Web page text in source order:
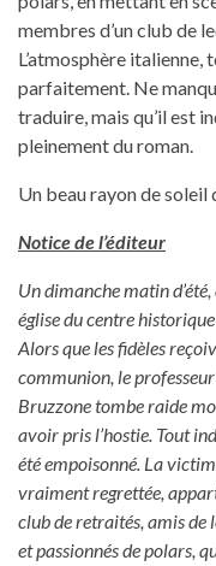
membres d’un club de
L’atmosphère
parfaitement. Ne
traduire, mais qu’il est
pleinement du roman.
Un beau rayon de soleil
Notice de l’éditeur
Un dimanche matin d’été,
église du centre historique
Alors que les fidèles
communion, le
Bruzzone tombe raide
avoir pris l’hostie. Tout
été empoisonné. La
vraiment regrettée,
club de retraités, amis de
et passionnés de polars,